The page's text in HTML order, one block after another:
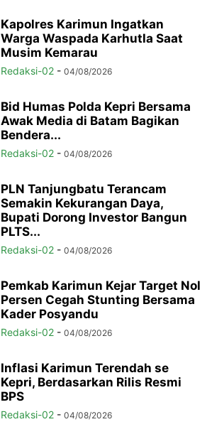
Kapolres Karimun Ingatkan
Warga Waspada Karhutla Saat
Musim Kemarau
Redaksi-02 - 04/08/2026
Bid Humas Polda Kepri Bersama
Awak Media di Batam Bagikan
Bendera...
Redaksi-02 - 04/08/2026
PLN Tanjungbatu Terancam
Semakin Kekurangan Daya,
Bupati Dorong Investor Bangun
PLTS...
Redaksi-02 - 04/08/2026
Pemkab Karimun Kejar Target Nol
Persen Cegah Stunting Bersama
Kader Posyandu
Redaksi-02 - 04/08/2026
Inflasi Karimun Terendah se
Kepri, Berdasarkan Rilis Resmi
BPS
Redaksi-02 - 04/08/2026